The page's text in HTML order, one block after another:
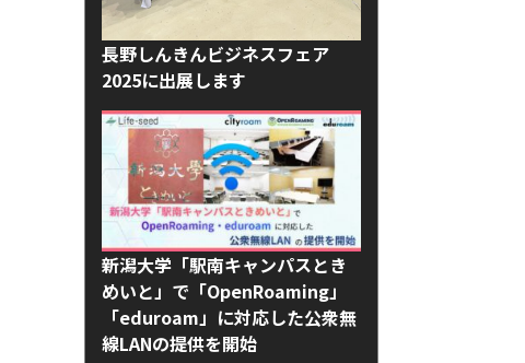
長野しんきんビジネスフェア
2025に出展します
新潟大学「駅南キャンパスとき
めいと」で「OpenRoaming」
「eduroam」に対応した公衆無
線LANの提供を開始